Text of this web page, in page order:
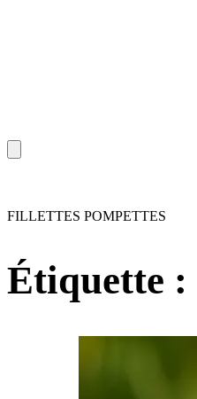
FILLETTES POMPETTES
Étiquette :